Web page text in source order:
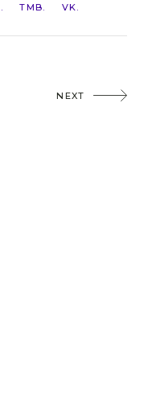
TMB VK
NEXT